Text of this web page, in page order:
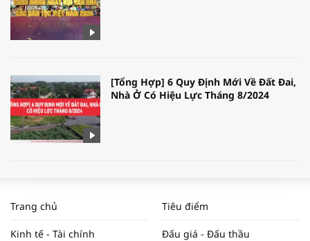
[Tổng Hợp] 6 Quy Định Mới Về Đất Đai,
Nhà Ở Có Hiệu Lực Tháng 8/2024
NAM NĂM 2024 VÀ NĂM 2025 | NHỊP
ĐẬP THỊ TRƯỜNG #62
Trang chủ Tiêu điểm
Kinh tế - Tài chính Đấu giá - Đấu thầu